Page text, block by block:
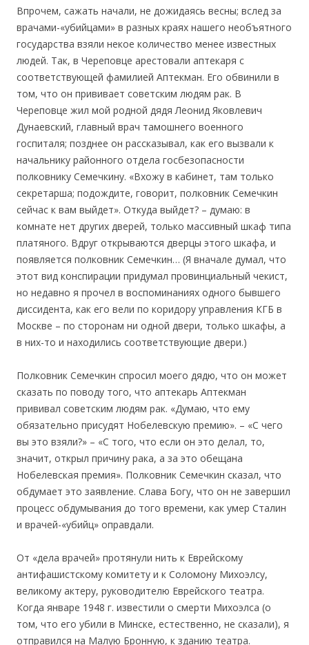
Впрочем, сажать начали, не дожидаясь весны; вслед за
врачами-«убийцами» в разных краях нашего необъятного
государства взяли некое количество менее известных
людей. Так, в Череповце арестовали аптекаря с
соответствующей фамилией Аптекман. Его обвинили в
том, что он прививает советским людям рак. В
Череповце жил мой родной дядя Леонид Яковлевич
Дунаевский, главный врач тамошнего военного
госпиталя; позднее он рассказывал, как его вызвали к
начальнику районного отдела госбезопасности
полковнику Семечкину. «Вхожу в кабинет, там только
секретарша; подождите, говорит, полковник Семечкин
сейчас к вам выйдет». Откуда выйдет? – думаю: в
комнате нет других дверей, только массивный шкаф типа
платяного. Вдруг открываются дверцы этого шкафа, и
появляется полковник Семечкин… (Я вначале думал, что
этот вид конспирации придумал провинциальный чекист,
но недавно я прочел в воспоминаниях одного бывшего
диссидента, как его вели по коридору управления КГБ в
Москве – по сторонам ни одной двери, только шкафы, а
в них-то и находились соответствующие двери.)
Полковник Семечкин спросил моего дядю, что он может
сказать по поводу того, что аптекарь Аптекман
прививал советским людям рак. «Думаю, что ему
обязательно присудят Нобелевскую премию». – «С чего
вы это взяли?» – «С того, что если он это делал, то,
значит, открыл причину рака, а за это обещана
Нобелевская премия». Полковник Семечкин сказал, что
обдумает это заявление. Слава Богу, что он не завершил
процесс обдумывания до того времени, как умер Сталин
и врачей-«убийц» оправдали.
От «дела врачей» протянули нить к Еврейскому
антифашистскому комитету и к Соломону Михоэлсу,
великому актеру, руководителю Еврейского театра.
Когда январе 1948 г. известили о смерти Михоэлса (о
том, что его убили в Минске, естественно, не сказали), я
отправился на Малую Бронную, к зданию театра.